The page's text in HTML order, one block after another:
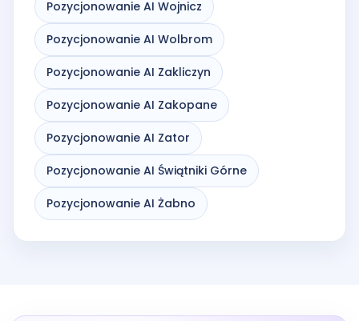
Pozycjonowanie AI Wojnicz
Pozycjonowanie AI Wolbrom
Pozycjonowanie AI Zakliczyn
Pozycjonowanie AI Zakopane
Pozycjonowanie AI Zator
Pozycjonowanie AI Świątniki Górne
Pozycjonowanie AI Żabno